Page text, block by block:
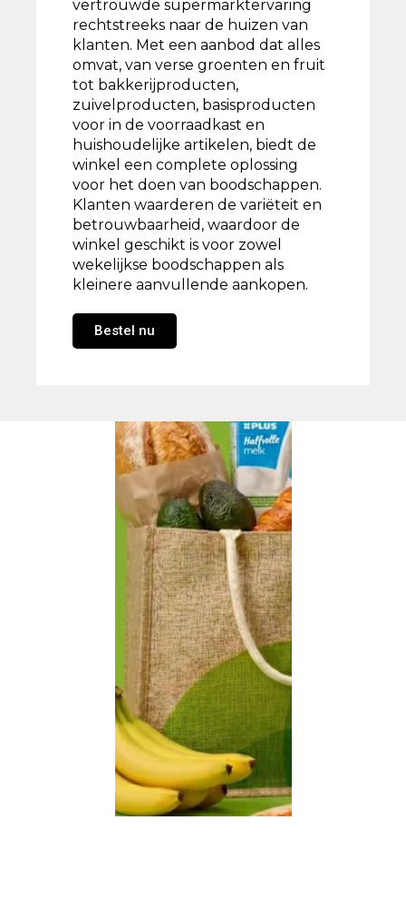
vertrouwde supermarktervaring
rechtstreeks naar de huizen van
klanten. Met een aanbod dat alles
omvat, van verse groenten en fruit
tot bakkerijproducten,
zuivelproducten, basisproducten
voor in de voorraadkast en
huishoudelijke artikelen, biedt de
winkel een complete oplossing
voor het doen van boodschappen.
Klanten waarderen de variëteit en
betrouwbaarheid, waardoor de
winkel geschikt is voor zowel
wekelijkse boodschappen als
kleinere aanvullende aankopen.
Bestel nu